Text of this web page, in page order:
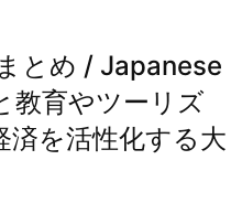
とめ / Japanese
教育やツーリズ
済を活性化する大